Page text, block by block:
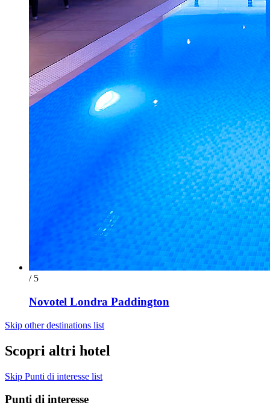
/ 5
Novotel Londra Paddington
Skip other destinations list
Scopri altri hotel
Skip Punti di interesse list
Punti di interesse